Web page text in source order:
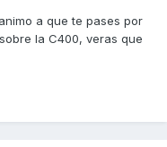
a que te pases por
la C400, veras que